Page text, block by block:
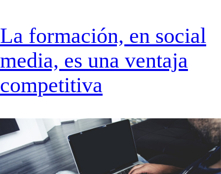
La formación, en social
media, es una ventaja
competitiva